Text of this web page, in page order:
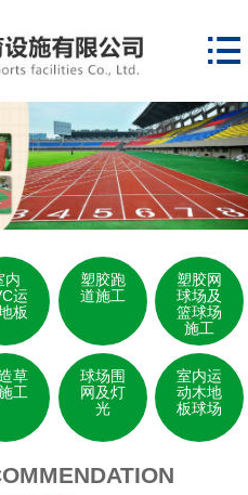

内
运
板
塑胶跑
道施工
塑胶网
球场及
篮球场
施工
草
工
球场围
网及灯
光
室内运
动木地
板球场